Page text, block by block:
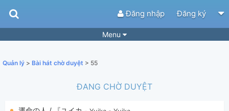
Đăng nhập Đăng ký
Menu
Quản lý > Bài hát chờ duyệt > 55
ĐANG CHỜ DUYỆT